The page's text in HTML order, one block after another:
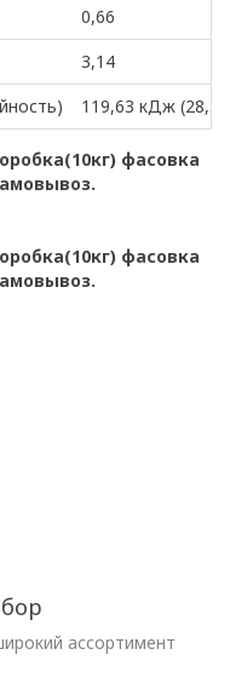
0,66
3,14
119,63 кДж
фасовка
фасовка
ассортимент